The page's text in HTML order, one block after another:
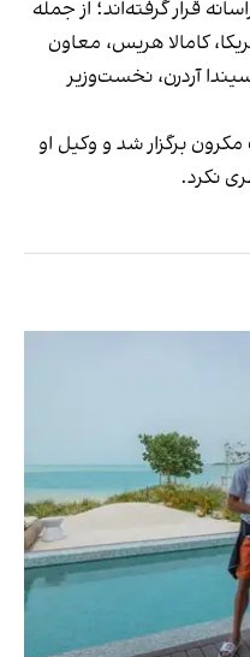
قرار گرفته‌اند؛ از جمله
کامالا هریس، معاون
آردرن، نخست‌وزیر
برگزار شد و وکیل او
نکرد.